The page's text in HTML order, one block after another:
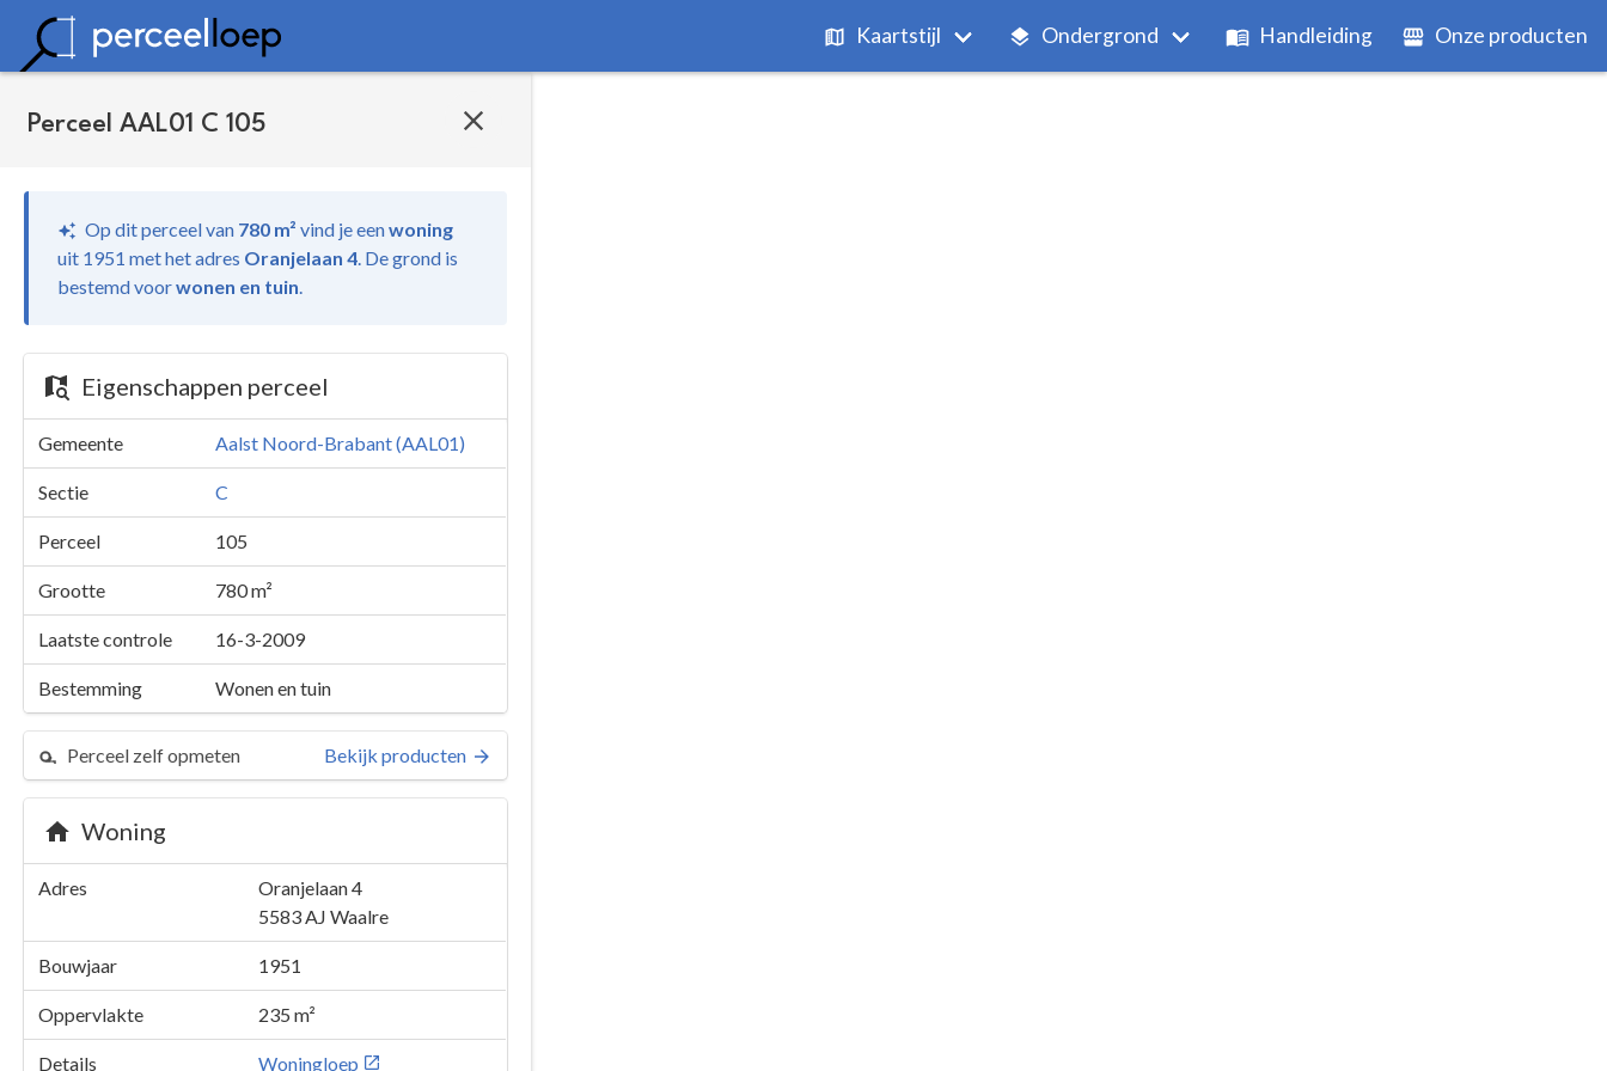
Kaartstijl Ondergrond Handleiding Onze producten
Perceel AAL01 C 105
Op dit perceel van 780 m² vind jeeenwoning
uit 1951 met het adres Oranjelaan 4. De grond is
bestemd voorwonen en tuin.
Eigenschappen perceel
Gemeente Aalst Noord-Brabant (AAL01)
Sectie C
Perceel 105
Grootte 780 m²
Laatste controle 16-3-2009
Bestemming Wonen en tuin
Perceel zelf opmeten Bekijk producten
Woning
Adres
Oranjelaan 4
5583 AJ Waalre
Bouwjaar 1951
Oppervlakte 235 m²
Details Woningloep